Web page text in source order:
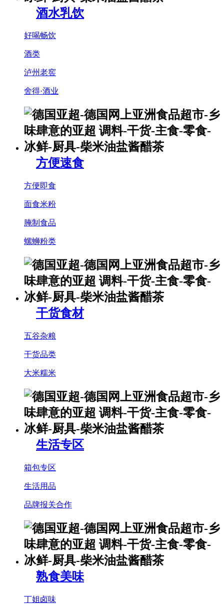
酒水乳饮
好喝畅饮
酒类
泸州老窖
舍得·酒业
方便速食
方便即食
面食米粉
腌制食品
螺蛳粉类
干货食材
五谷杂粮
干货品类
大米糯米
生活专区
箱包专区
生活用品
品牌报关合作
熟食美味
丁姐卤味